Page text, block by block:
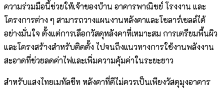
ความร่วมมือนี้ช่วยให้เจ้าของบ้าน อาคารพาณิชย์ โรงงาน และ
โครงการต่าง ๆ สามารถวางแผนงานหลังคาและโซลาร์เซลล์ได้
อย่างมั่นใจ ตั้งแต่การเลือกวัสดุหลังคาที่เหมาะสม การเตรียมพื้นผิว
และโครงสร้างสำหรับติดตั้ง ไปจนถึงแนวทางการใช้งานพลังงาน
สะอาดที่ช่วยลดค่าไฟและเพิ่มความคุ้มค่าในระยะยาว
สำหรับแสงไทยเมทัลชีท หลังคาที่ดีไม่ควรเป็นเพียงวัสดุมุงอาคาร